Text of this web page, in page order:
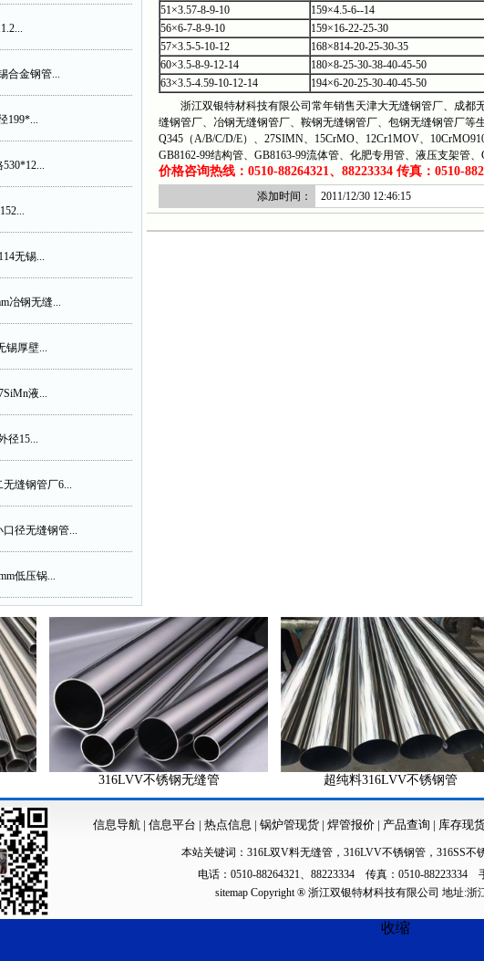
合金钢管...
199*...
无锡...
冶钢无缝...
锡厚壁...
液...
径15...
缝钢管厂6...
口径无缝钢管...
低压锅...
51×3.57-8-9-10
159×4.5-6--14
56×6-7-8-9-10
159×16-22-25-30
57×3.5-5-10-12
168×814-20-25-30-35
60×3.5-8-9-12-14
180×8-25-30-38-40-45-50
63×3.5-4.59-10-12-14
194×6-20-25-30-40-45-50
浙江双银特材科技有限公司常年销售天津大无缝钢管厂、成都
缝钢管厂、冶钢无缝钢管厂、鞍钢无缝钢管厂、包钢无缝钢管厂等
Q345（A/B/C/D/E）、27SIMN、15CrMO、12Cr1MOV、
GB8162-99结构管、GB8163-99流体管、化肥专用管、液压支架管
价格咨询热线：0510-88264321、88223334 传真：0510-
添加时间： 2011/12/30 12:46:15
316LVV不锈钢无缝管 超纯料316LVV不锈钢管
信息导航| 信息平台 | 热点信息 | 锅炉管现货 | 焊管报价| 产品查询 | 库存现
本站关键词： 316L双V料无缝管 ， 316LVV不锈钢管 ， 316SS不
电话：0510-88264321、88223334 传真：0510-88223334
sitemapCopyright ® 浙江双银特材科技有限公司 地址:浙
收缩